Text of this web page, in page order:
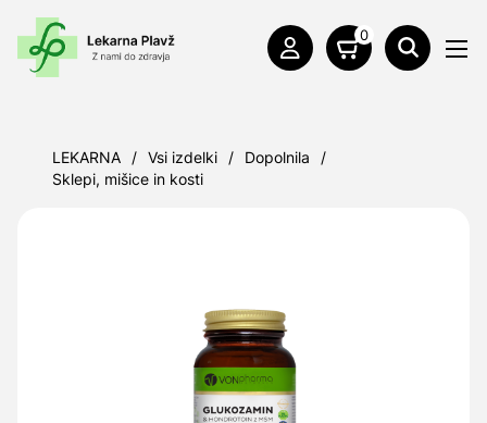
0
LEKARNA / Vsi izdelki / Dopolnila
/
Sklepi, mišice in kosti